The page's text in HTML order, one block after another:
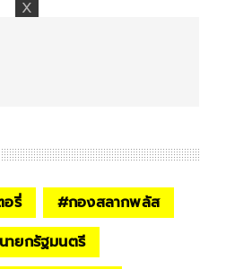
อรี่ #กองสลากพลัส
ายกรัฐมนตรี